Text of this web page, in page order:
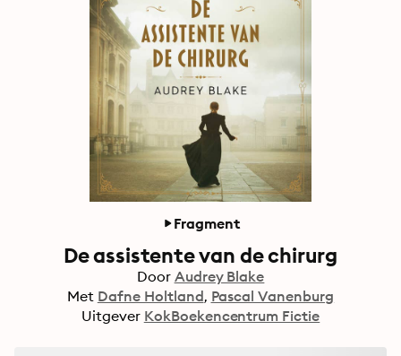
Fragment
De assistente van de chirurg
Door Audrey Blake
Met Dafne Holtland Pascal Vanenburg
Uitgever KokBoekencentrum Fictie